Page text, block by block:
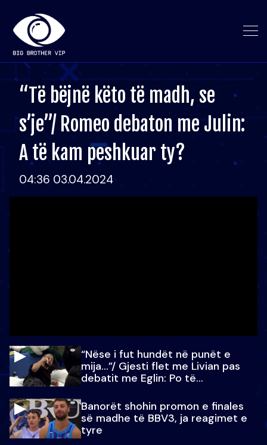
“Të bëjnë këto të madh, se
s’je”/ Romeo debaton me Julin:
A të kam peshkuar ty?
04:36 03.04.2024
“Nëse i fut hundët në punët e
mija…”/ Gjesti flet me Livian pas
debatit me Eglin: Po të
Banorët shohin promon e finales
së madhe të BBV3, ja reagimet e
tyre